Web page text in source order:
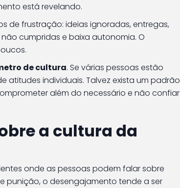
está revelando.
de frustração: ideias ignoradas, entregas,
cumpridas e baixa autonomia. O
de cultura. Se várias pessoas estão
atitudes individuais. Talvez exista um padrão
além do necessário e não confiar
a cultura da
onde as pessoas podem falar sobre
punição, o desengajamento tende a ser